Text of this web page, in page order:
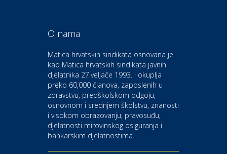
Odmor
Bistrica
Auto-moto i tehnika
CIAK Auto d.o.o.
Kultura i edukacija
Kazalište Gavella
O nama
Matica hrvatskih sindikata osnovana je
kao Matica hrvatskih sindikata javnih
djelatnika 27.veljače 1993. i okuplja
preko 60,000 članova, zaposlenih u
zdravstvu, predškolskom odgoju,
osnovnom i srednjem školstvu, znanosti
i visokom obrazovanju, pravosuđu,
djelatnosti mirovinskog osiguranja i
bankarskim djelatnostima.